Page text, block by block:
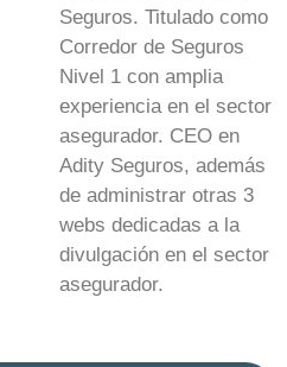
Seguros. Titulado como
Corredor de Seguros
Nivel 1 con amplia
experiencia en el sector
asegurador. CEO en
Adity Seguros, además
de administrar otras 3
webs dedicadas a la
divulgación en el sector
asegurador.